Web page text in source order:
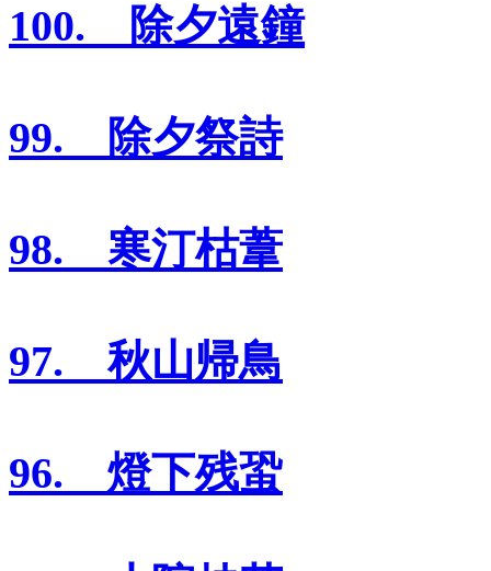
100. 除夕遠鐘
99. 除夕祭詩
98. 寒汀枯葦
97. 秋山帰鳥
96. 燈下残蛩